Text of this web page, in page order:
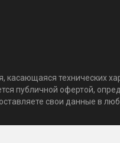
касающаяся технических
публичной офертой,
свои данные в